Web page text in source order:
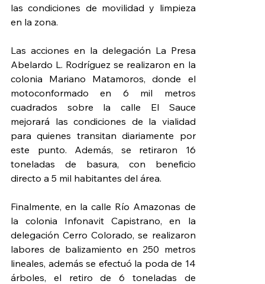
las condiciones de movilidad y limpieza
en la zona.
Las acciones en la delegación La Presa
Abelardo L. Rodríguez se realizaron en la
colonia Mariano Matamoros, donde el
motoconformado en 6 mil metros
cuadrados sobre la calle El Sauce
mejorará las condiciones de la vialidad
para quienes transitan diariamente por
este punto. Además, se retiraron 16
toneladas de basura, con beneficio
directo a 5 mil habitantes del área.
Finalmente, en la calle Río Amazonas de
la colonia Infonavit Capistrano, en la
delegación Cerro Colorado, se realizaron
labores de balizamiento en 250 metros
lineales, además se efectuó la poda de 14
árboles, el retiro de 6 toneladas de